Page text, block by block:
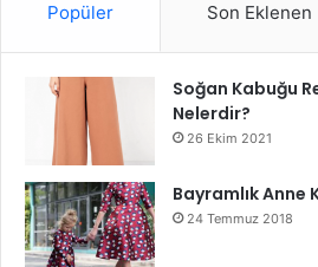
Popüler Son Eklenen
Soğan Kabuğu
Nelerdir?
26 Ekim 2021
Bayramlık Anne
24 Temmuz 2018